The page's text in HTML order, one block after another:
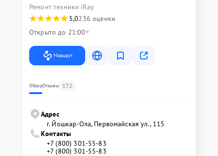
Ремонт техники iRay
5,0236 оценки
Открыто до 21:00
Маршрут
ОбзорОтзывы 172
Адрес
г. Йошкар-Ола, Первомайская ул., 115
Контакты
+7 (800) 301-55-83
+7 (800) 301-55-83